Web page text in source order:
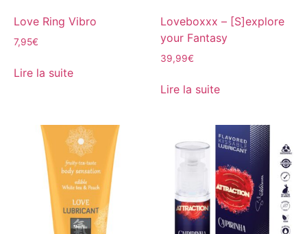
Love Ring Vibro
7,95€
Lire la suite
Loveboxxx – [S]explore
your Fantasy
39,99€
Lire la suite